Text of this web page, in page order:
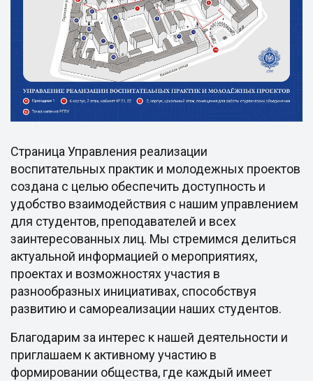
Страница Управления реализации
воспитательных практик и молодежных проектов
создана с целью обеспечить доступность и
удобство взаимодействия с нашим управлением
для студентов, преподавателей и всех
заинтересованных лиц. Мы стремимся делиться
актуальной информацией о мероприятиях,
проектах и возможностях участия в
разнообразных инициативах, способствуя
развитию и самореализации наших студентов.
Благодарим за интерес к нашей деятельности и
приглашаем к активному участию в
формировании общества, где каждый имеет